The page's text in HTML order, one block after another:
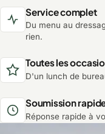
Service complet
Du menu au
rien.
Toutes les
D'un lunch de
Soumission
Réponse rapide à